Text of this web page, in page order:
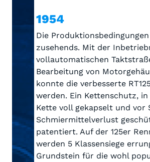
1954
Die
zusehends. Mit der
vollautomatischen
Bearbeitung von
konnte die verbesserte
werden. Ein Kettenschutz,
Kette voll gekapselt und vor
Schmiermittelverlust
patentiert. Auf der 125er
werden 5 Klassensiege
Grundstein für die wohl